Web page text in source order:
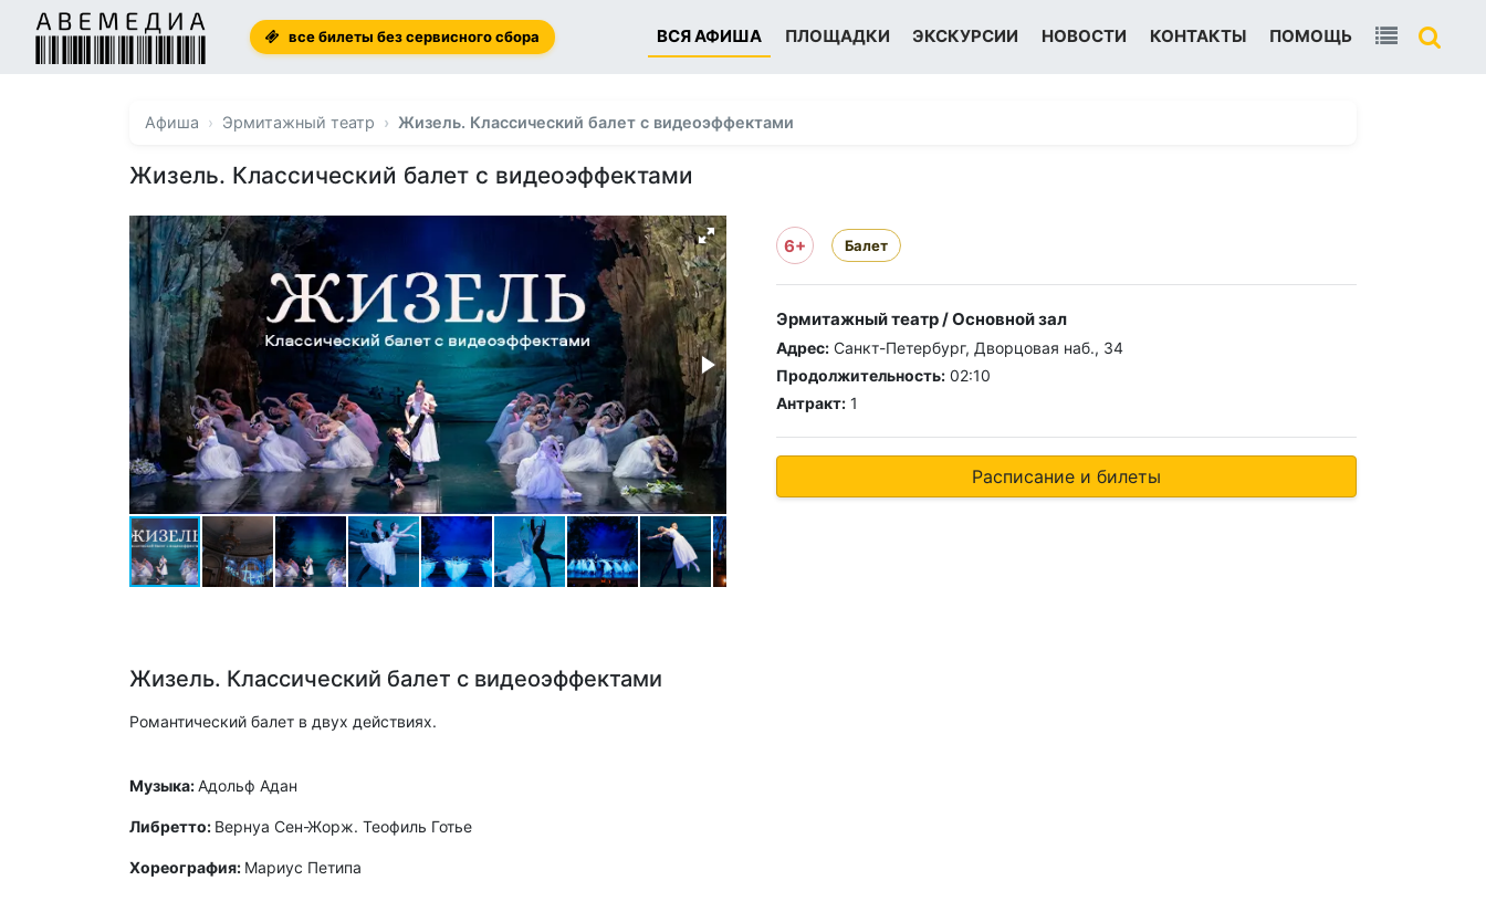
все билеты без сервисного сбора ВСЯ АФИША ПЛОЩАДКИ ЭКСКУРСИИ НОВОСТИ КОНТАКТЫ ПОМОЩЬ
Афиша Эрмитажный театр Жизель. Классический балет с видеоэффектами
Жизель. Классический балет с видеоэффектами
6+ Балет
Эрмитажный театр / Основной зал
Адрес: Санкт-Петербург, Дворцовая наб., 34
Продолжительность: 02:10
Антракт: 1
Расписание и билеты
Жизель. Классический балет с видеоэффектами
Романтический балет в двух действиях.
Музыка:Адольф Адан
Либретто: Вернуа Сен-Жорж. Теофиль Готье
Хореография: Мариус Петипа